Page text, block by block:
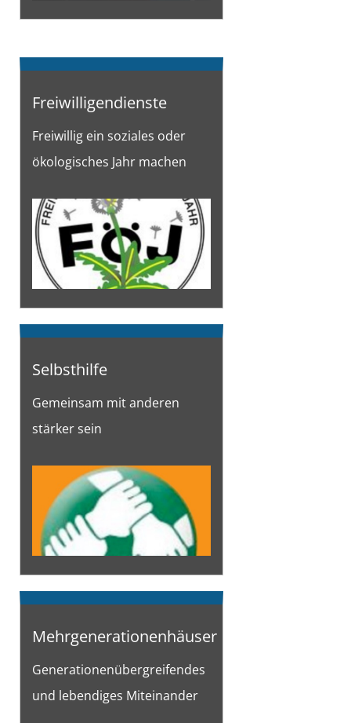
Freiwilligendienste
Freiwillig ein soziales oder
ökologisches Jahr machen
Selbsthilfe
Gemeinsam mit anderen
stärker sein
Mehrgenerationenhäuser
Generationenübergreifendes
und lebendiges Miteinander